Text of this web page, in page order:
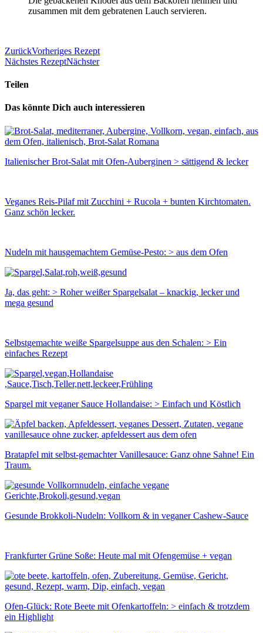
zusammen mit dem gebratenen Lauch servieren.
ZurückVorheriges Rezept
Nächstes RezeptNächster
Teilen
Das könnte Dich auch interessieren
Italienischer Brot-Salat mit Ofen-Auberginen > sättigend & lecker
Veganes Reis-Pilaf mit Zucchini + Rucola + bunten Kirchtomaten.
Ganz schön lecker.
Nudeln mit hausgemachtem Gemüse-Pesto: > aus dem Ofen
Ja, das geht: > Roher weißer Spargelsalat – knackig, lecker und
mega gesund
Selbstgemachte weiße Spargelsuppe aus den Schalen: > Ein
einfaches Rezept
Spargel mit veganer Sauce Hollandaise: > Einfach und Köstlich
Bratapfel mit selbst-gemachter Vanillesauce: Ganz ohne Sahne! Ein
Traum.
Gesunde Brokkoli-Nudeln: Vollkorn & in veganer Cashew-Sauce
Frankfurter Grüne Soße: Heute mal mit Ofengemüse + vegan
Ofen-Glück: Rote Beete mit Ofenkartoffeln: > einfach & trotzdem
ein Highlight